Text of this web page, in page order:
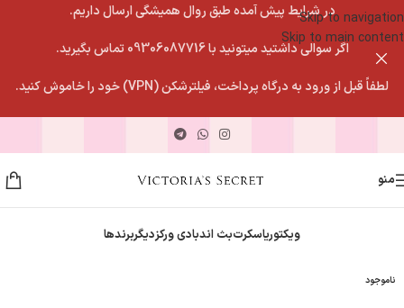
Skip to navigation
Skip to main content
در شرایط پیش آمده طبق روال همیشگی ارسال داریم.
اگر سوالی داشتید میتونید با 09306087716 تماس بگیرید.
لطفاً قبل از ورود به درگاه پرداخت، فیلترشکن (VPN) خود را خاموش کنید.
منو
ویکتوریاسکرتبث اندبادی ورکزدیگربرندها
ناموجود